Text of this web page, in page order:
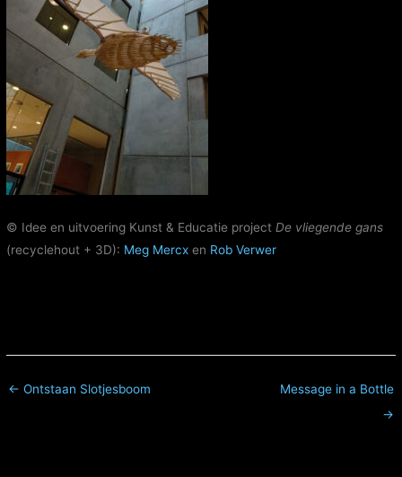
© Idee en uitvoering Kunst & Educatie project De vliegende gans
(recyclehout + 3D): Meg Mercxen Rob Verwer
← Ontstaan Slotjesboom
Message in a Bottle
→